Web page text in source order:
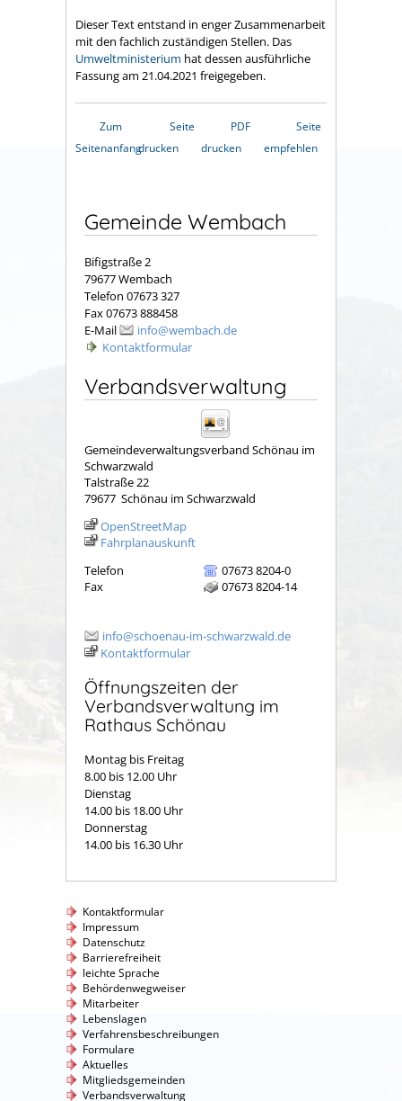
Dieser Text entstand in enger Zusammenarbeit
mit den fachlich zuständigen Stellen. Das
Umweltministerium hat dessen ausführliche
Fassung am 21.04.2021 freigegeben.
Zum
Seitenanfang
Seite
drucken
PDF
drucken
Seite
empfehlen
Gemeinde Wembach
Bifigstraße 2
79677 Wembach
Telefon 07673 327
Fax 07673 888458
E-Mail
info@wembach.de
Kontaktformular
Verbandsverwaltung
Gemeindeverwaltungsverband Schönau im
Schwarzwald
Talstraße 22
79677 Schönau im Schwarzwald
OpenStreetMap
Fahrplanauskunft
Telefon
07673 8204-0
Fax
07673 8204-14
info@schoenau-im-schwarzwald.de
Kontaktformular
Öffnungszeiten der
Verbandsverwaltung im
Rathaus Schönau
Montag bis Freitag
8.00 bis 12.00 Uhr
Dienstag
14.00 bis 18.00 Uhr
Donnerstag
14.00 bis 16.30 Uhr
Kontaktformular
Impressum
Datenschutz
Barrierefreiheit
leichte Sprache
Behördenwegweiser
Mitarbeiter
Lebenslagen
Verfahrensbeschreibungen
Formulare
Aktuelles
Mitgliedsgemeinden
Verbandsverwaltung